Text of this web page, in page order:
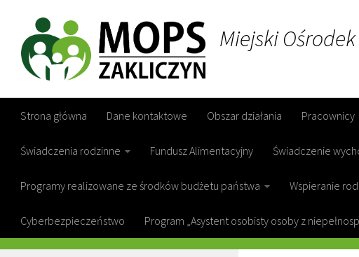
Miejski
Strona główna Dane kontaktowe Obszar działania Pracownicy
Świadczenia rodzinne Fundusz Alimentacyjny Świadczenie
Programy realizowane ze środków budżetu państwa Wspieranie
Cyberbezpieczeństwo Program „Asystent osobisty osoby z
GOPS ZAKLICZYN